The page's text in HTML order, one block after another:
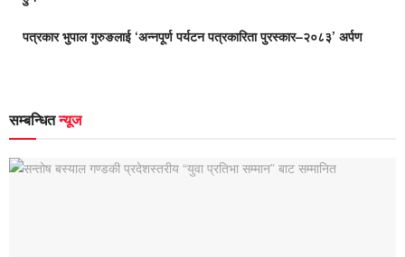
पत्रकार भुपाल गुरुङलाई ‘अन्नपूर्ण पर्यटन पत्रकारिता पुरस्कार–२०८३’ अर्पण
सम्बन्धितन्यूज